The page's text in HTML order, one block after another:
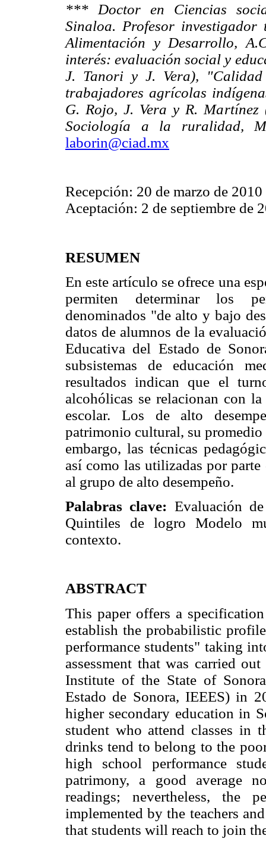
*** Doctor en Ciencias
Sinaloa. Profesor
Alimentación y Desarrollo,
interés: evaluación social y
J. Tanori y J. Vera),
trabajadores agrícolas
G. Rojo, J. Vera y R. Martínez
Sociología a la ruralidad,
laborin@ciad.mx
Recepción: 20 de marzo de 2010
Aceptación: 2 de septiembre de
RESUMEN
En este artículo se ofrece una
permiten determinar los
denominados "de alto y bajo
datos de alumnos de la
Educativa del Estado de
subsistemas de educación
resultados indican que el
alcohólicas se relacionan con
escolar. Los de alto
patrimonio cultural, su
embargo, las técnicas
así como las utilizadas por
al grupo de alto desempeño.
Palabras clave: Evaluación
Quintiles de logro Modelo
contexto.
ABSTRACT
This paper offers a
establish the probabilistic
performance students" taking
assessment that was carried
Institute of the State of
Estado de Sonora, IEEES) in
higher secondary education in
student who attend classes in
drinks tend to belong to the
high school performance
patrimony, a good average
readings; nevertheless, the
implemented by the teachers
that students will reach to join